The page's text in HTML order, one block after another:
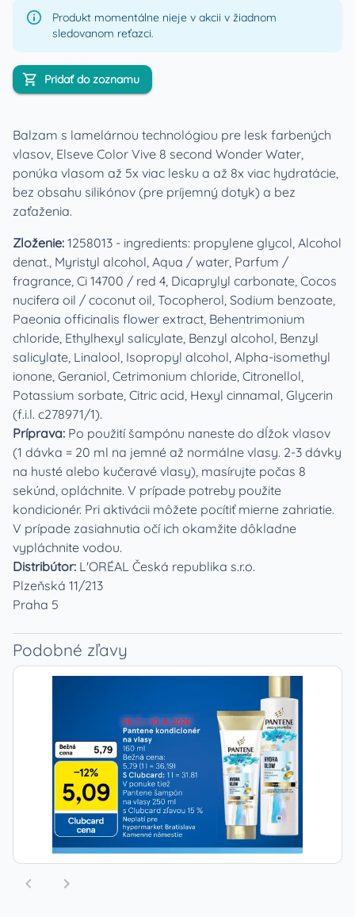
Produkt momentálne nieje v akcii v žiadnom
sledovanom reťazci.
Pridať do zoznamu
Balzam s lamelárnou technológiou pre lesk farbených
vlasov, Elseve Color Vive 8 second Wonder Water,
ponúka vlasom až 5x viac lesku a až 8x viac hydratácie,
bez obsahu silikónov (pre príjemný dotyk) a bez
zaťaženia.
Zloženie: 1258013 - ingredients: propylene glycol, Alcohol
denat., Myristyl alcohol, Aqua / water, Parfum /
fragrance, Ci 14700 / red 4, Dicaprylyl carbonate, Cocos
nucifera oil / coconut oil, Tocopherol, Sodium benzoate,
Paeonia officinalis flower extract, Behentrimonium
chloride, Ethylhexyl salicylate, Benzyl alcohol, Benzyl
salicylate, Linalool, Isopropyl alcohol, Alpha-isomethyl
ionone, Geraniol, Cetrimonium chloride, Citronellol,
Potassium sorbate, Citric acid, Hexyl cinnamal, Glycerin
(f.i.l. c278971/1).
Príprava: Po použití šampónu naneste do dĺžok vlasov
(1 dávka = 20 ml na jemné až normálne vlasy. 2-3 dávky
na husté alebo kučeravé vlasy), masírujte počas 8
sekúnd, opláchnite. V prípade potreby použite
kondicionér. Pri aktivácii môžete pocítiť mierne zahriatie.
V prípade zasiahnutia očí ich okamžite dôkladne
vypláchnite vodou.
Distribútor: L'ORÉAL Česká republika s.r.o.
Plzeňská 11/213
Praha 5
Podobné zľavy